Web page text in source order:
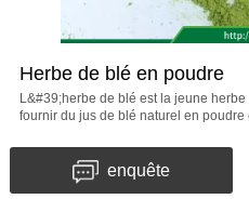
Herbe de blé en poudre
L&#39;herbe de blé est la jeune
fournir du jus de blé naturel en poudre
enquête